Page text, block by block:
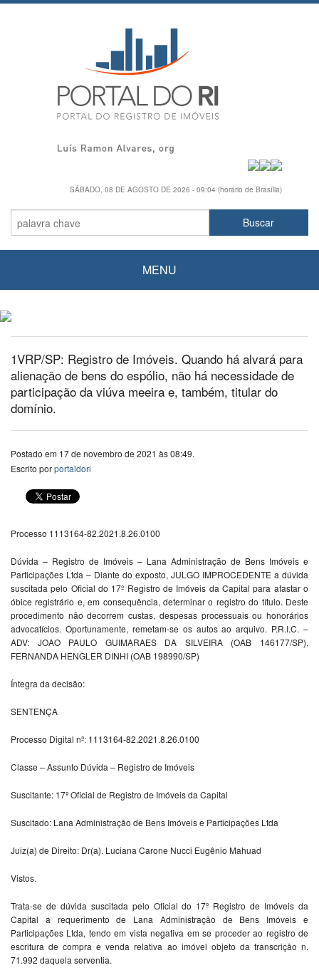
SÁBADO, 08 DE AGOSTO DE 2026 - 09:04 (horário de Brasília)
MENU
1VRP/SP: Registro de Imóveis. Quando há alvará para
alienação de bens do espólio, não há necessidade de
participação da viúva meeira e, também, titular do
domínio.
Postado em 17 de novembro de 2021 às 08:49.
Escrito porportaldori
Processo 1113164-82.2021.8.26.0100
Dúvida – Registro de Imóveis – Lana Administração de Bens Imóveis e
Participações Ltda – Diante do exposto, JULGO IMPROCEDENTE a dúvida
suscitada pelo Oficial do 17º Registro de Imóveis da Capital para afastar o
óbice registrário e, em consequência, determinar o registro do título. Deste
procedimento não decorrem custas, despesas processuais ou honorários
advocatícios. Oportunamente, remetam-se os autos ao arquivo. P.R.I.C. –
ADV: JOAO PAULO GUIMARAES DA SILVEIRA (OAB 146177/SP),
FERNANDA HENGLER DINHI (OAB 198990/SP)
Íntegra da decisão:
SENTENÇA
Processo Digital nº: 1113164-82.2021.8.26.0100
Classe – Assunto Dúvida – Registro de Imóveis
Suscitante: 17º Oficial de Registro de Imóveis da Capital
Suscitado: Lana Administração de Bens Imóveis e Participações Ltda
Juiz(a) de Direito: Dr(a). Luciana Carone Nucci Eugênio Mahuad
Vistos.
Trata-se de dúvida suscitada pelo Oficial do 17º Registro de Imóveis da
Capital a requerimento de Lana Administração de Bens Imóveis e
Participações Ltda, tendo em vista negativa em se proceder ao registro de
escritura de compra e venda relativa ao imóvel objeto da transcrição n.
71.992 daquela serventia.